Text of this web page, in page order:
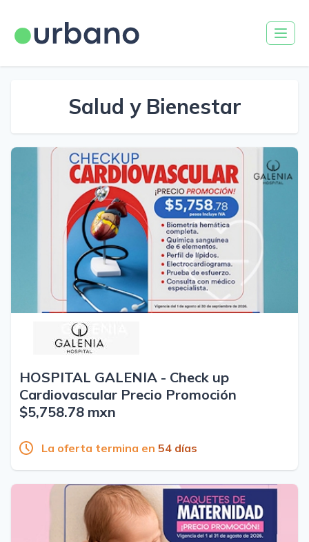
Salud y Bienestar
HOSPITAL GALENIA - Check up
Cardiovascular Precio Promoción
$5,758.78 mxn
La oferta termina en 54 días